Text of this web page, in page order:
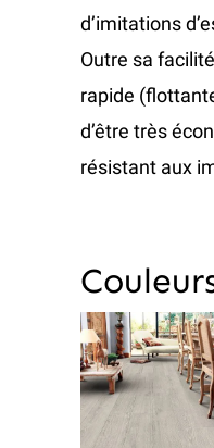
d’imitations
Outre sa
rapide
d’être très
résistant aux